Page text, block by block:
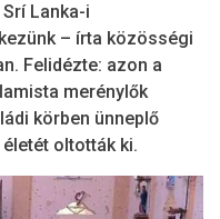
Lanka-i
– írta közösségi
Felidézte: azon a
merénylők
körben ünneplő
oltották ki.